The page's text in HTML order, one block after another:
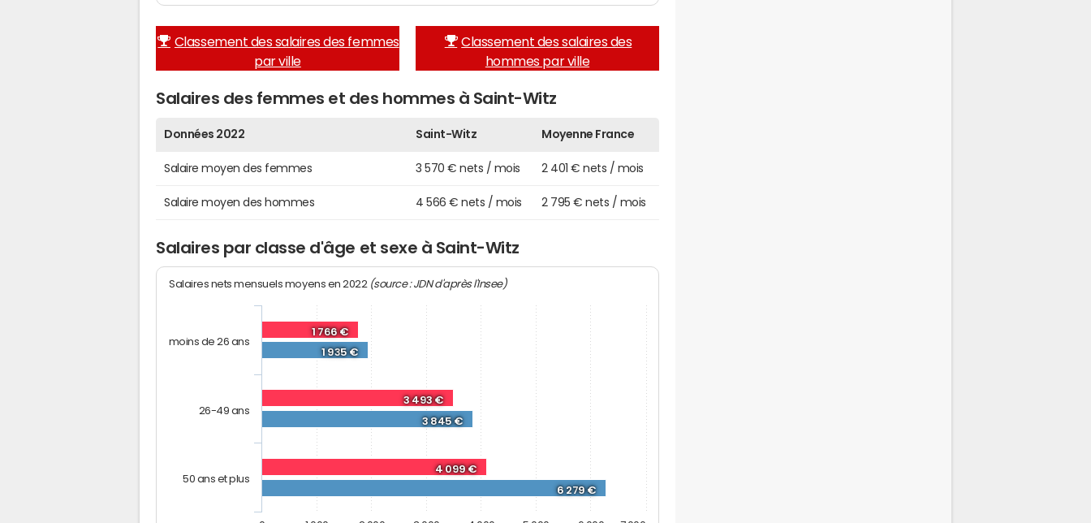
Classement des salaires des femmes
par ville
Classement des salaires des
hommes par ville
Salaires des femmes et des hommes à Saint-Witz
Données 2022 Saint-Witz Moyenne France
Salaire moyen des femmes 3 570 € nets / mois 2 401 € nets / mois
Salaire moyen des hommes 4 566 € nets / mois 2 795 € nets / mois
Salaires par classe d'âge et sexe à Saint-Witz
Salaires nets mensuels moyens en 2022 (source : JDN d'après l'Insee)
1 766 €
3 493 €
4 099 €
1 935 €
3 845 €
6 279 €
moins de 26 ans
26-49 ans
50 ans et plus